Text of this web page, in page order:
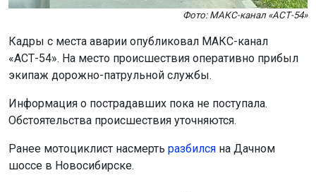
Фото: МАКС-канал «АСТ-54»
Кадры с места аварии опубликовал МАКС-канал
«АСТ-54». На место происшествия оперативно прибыл
экипаж дорожно-патрульной службы.
Информация о пострадавших пока не поступала.
Обстоятельства происшествия уточняются.
Ранее мотоциклист насмерть разбился на Дачном
шоссе в Новосибирске.